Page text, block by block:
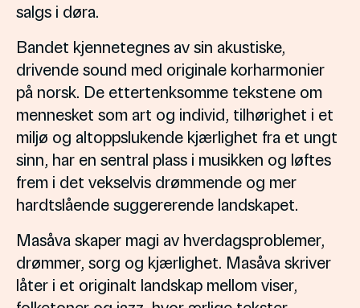
salgs i døra.
Bandet kjennetegnes av sin akustiske,
drivende sound med originale korharmonier
på norsk. De ettertenksomme tekstene om
mennesket som art og individ, tilhørighet i et
miljø og altoppslukende kjærlighet fra et ungt
sinn, har en sentral plass i musikken og løftes
frem i det vekselvis drømmende og mer
hardtslående suggererende landskapet.
Masåva skaper magi av hverdagsproblemer,
drømmer, sorg og kjærlighet. Masåva skriver
låter i et originalt landskap mellom viser,